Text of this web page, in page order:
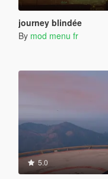
journey blindée
By mod menu fr
5.0